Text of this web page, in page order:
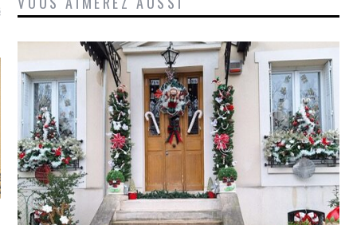
je ne parle presque que